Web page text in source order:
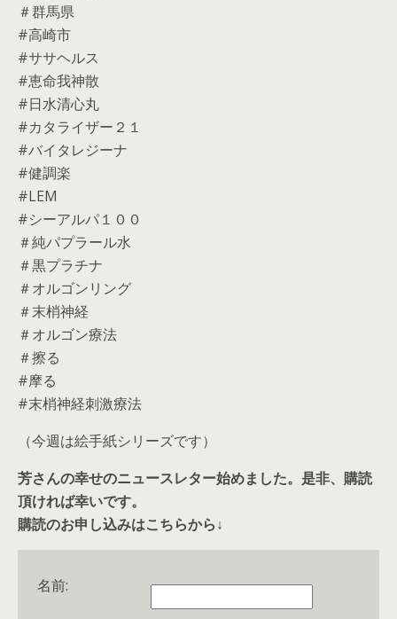
＃群馬県
#高崎市
#ササヘルス
#恵命我神散
#日水清心丸
#カタライザー２１
#バイタレジーナ
#健調楽
#LEM
#シーアルパ１００
＃純パプラール水
＃黒プラチナ
＃オルゴンリング
＃末梢神経
＃オルゴン療法
＃擦る
#摩る
#末梢神経刺激療法
（今週は絵手紙シリーズです）
芳さんの幸せのニュースレター始めました。是非、購読
頂ければ幸いです。
購読のお申し込みはこちらから↓
名前: